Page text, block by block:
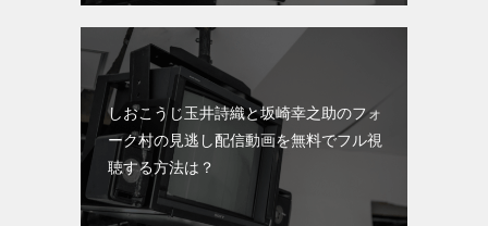
しおこうじ玉井詩織と坂崎幸之助のフォ
ーク村の見逃し配信動画を無料でフル視
聴する方法は？